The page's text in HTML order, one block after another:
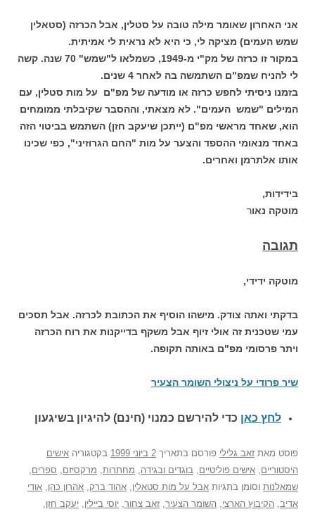
אני האחרון שאומר מילה טובה על סטלין, אבל הכרזה (סטאלין
שמש העמים) מציקה לי, כי היא לא נראית לי אמיתית.
במקור זו כרזה של מק"י מ-1949, כשמלאו ל"שמש" 70 שנה. קשה
לי להניח שמפ"ם השתמשה בה לאחר 4 שנים.
בזמנו ניסיתי לחפש כרזה או מודעה של מפ"ם על מות סטלין, עם
המילים "שמש העמים". לא מצאתי, וההסבר שקיבלתי ממומחים
הוא, שאחד מראשי מפ"ם (ייתכן שיעקב חזן) השתמש בביטוי הזה
באחד מנאומי ההספד והצער על מות "החם הגרוזיני", כפי שכינו
אותו אלתרמן ואחרים.
בידידות,
מוטקה נאור
תגובה
מוטקה ידידי,
בדקתי ואתה צודק. מישהו הוסיף את הכתובת לכרזה. אבל תסכים
עמי שטכנית זה אולי זיוף אבל משקף בדייקנות את רוח הכרזה
ויתר פרסומי מפ"ם באותה תקופה.
שיר פרודי על ניצולי השומר הצעיר
לחץ כאן כדי להירשם כמנוי (חינם) להיגיון בשיגעון
פוסט מאת זאב גלילי פורסם בתאריך 2 ביוני 1999 בקטגוריה אישים
היסטוריים אישים פוליטיים בוגדים ובגידה מחתרות מרקסיזם ספרים
שמאלנות וסומן בתגיות אבל על מות סטאלין אהוד ברק אהרון כהן אודי
אדיב הקיבוץ הארצי השומר הצעיר זאב צחור יוסי ביילין יעקב חזן